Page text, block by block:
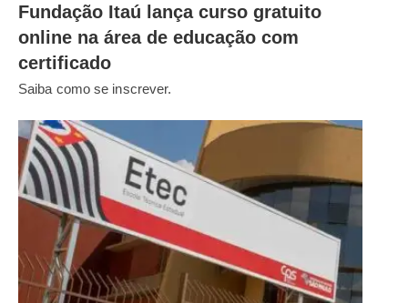
Fundação Itaú lança curso gratuito
online na área de educação com
certificado
Saiba como se inscrever.